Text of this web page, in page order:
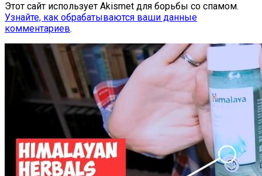
Этот сайт использует Akismet для борьбы со спамом.
Узнайте, как обрабатываются ваши данные
комментариев.